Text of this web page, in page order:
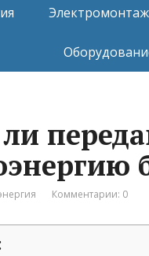
Комментарии: 0